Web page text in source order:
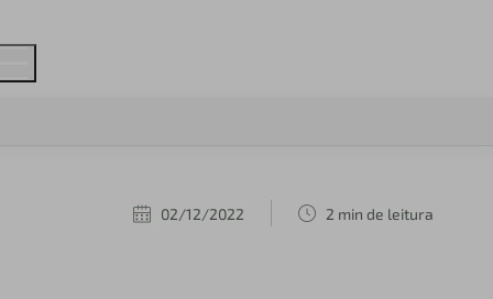
02/12/2022 2 min de leitura